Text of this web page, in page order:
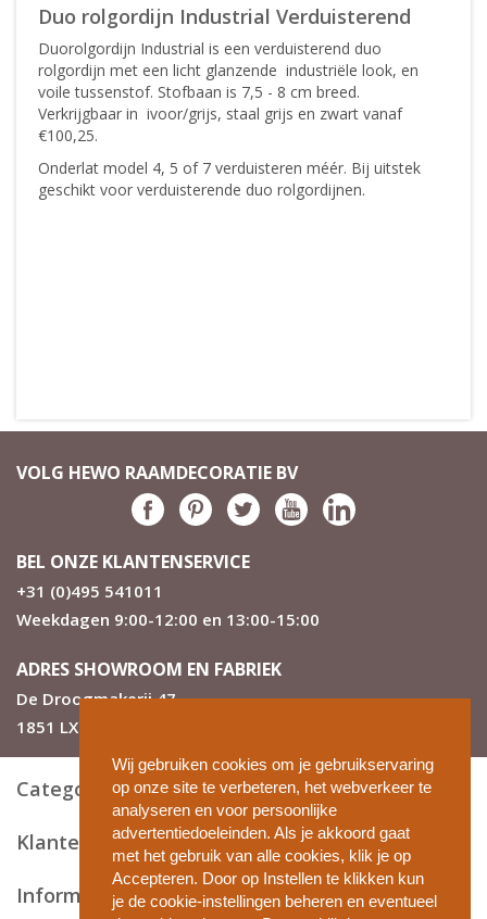
Wij gebruiken cookies om je gebruikservaring
op onze site te verbeteren, het webverkeer te
analyseren en voor persoonlijke
advertentiedoeleinden. Als je akkoord gaat
met het gebruik van alle cookies, klik je op
Accepteren. Door op Instellen te klikken kun
je de cookie-instellingen beheren en eventueel
Duo rolgordijn Industrial Verduisterend
Duorolgordijn Industrial is een verduisterend duo
rolgordijn met een licht glanzende industriële look, en
voile tussenstof. Stofbaan is 7,5 - 8 cm breed.
Verkrijgbaar in ivoor/grijs, staal grijs en zwart vanaf
€100,25.
Onderlat model 4, 5 of 7 verduisteren méér. Bij uitstek
geschikt voor verduisterende duo rolgordijnen.
VOLG HEWO RAAMDECORATIE BV
BEL ONZE KLANTENSERVICE
+31 (0)495 541011
Weekdagen 9:00-12:00 en 13:00-15:00
ADRES SHOWROOM EN FABRIEK
De Droogmakerij 47
1851 LX Heiloo
Categorieën
Klantenservice
Informatie en tips